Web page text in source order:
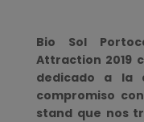
Bio Sol
Attraction 2019
dedicado a la
compromiso
stand que nos